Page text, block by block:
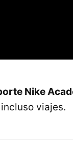
Nike
viajes.